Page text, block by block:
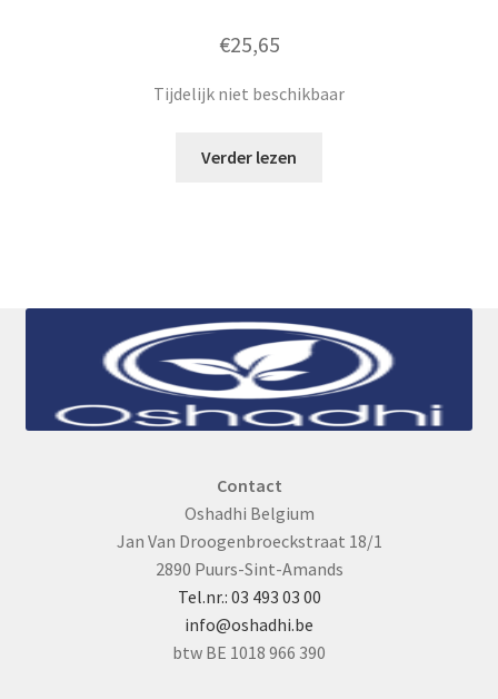
€25,65
Tijdelijk niet beschikbaar
Verder lezen
Contact
Oshadhi Belgium
Jan Van Droogenbroeckstraat 18/1
2890 Puurs-Sint-Amands
Tel.nr.: 03 493 03 00
info@oshadhi.be
btw BE 1018 966 390